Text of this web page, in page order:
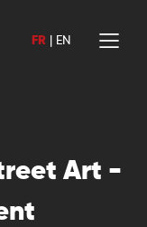
FR EN
Art -